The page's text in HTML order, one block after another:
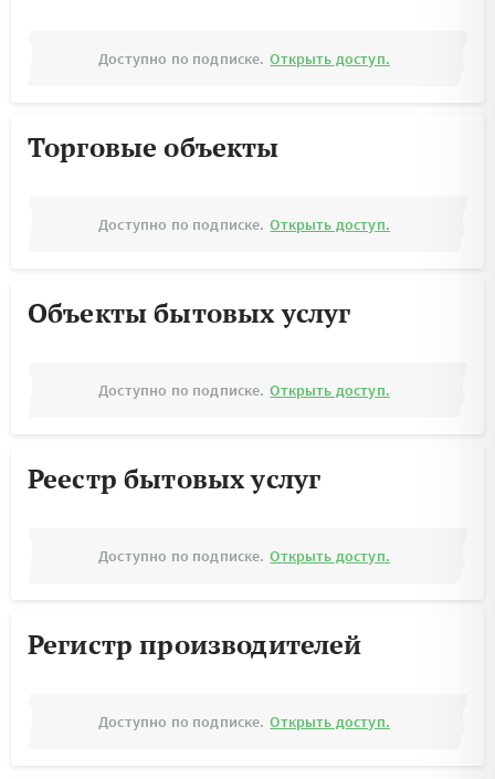
Доступно по подписке. Открыть доступ.
Торговые объекты
Доступно по подписке. Открыть доступ.
Объекты бытовых услуг
Доступно по подписке. Открыть доступ.
Реестр бытовых услуг
Доступно по подписке. Открыть доступ.
Регистр производителей
Доступно по подписке. Открыть доступ.